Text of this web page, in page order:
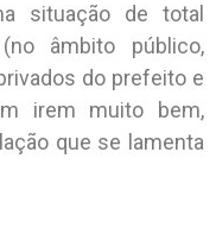
situação de total
âmbito público,
do prefeito e
irem muito bem,
que se lamenta